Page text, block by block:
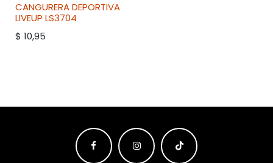
CANGURERA DEPORTIVA
LIVEUP LS3704
$ 10,95